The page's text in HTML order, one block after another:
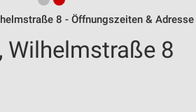
8 - Öffnungszeiten & Adresse
Wilhelmstraße 8